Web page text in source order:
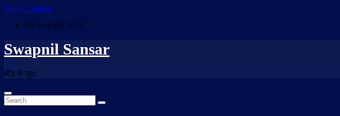
Skip to content
Sat. Aug 8th, 2026
Swapnil Sansar
भीड़ से जुदा